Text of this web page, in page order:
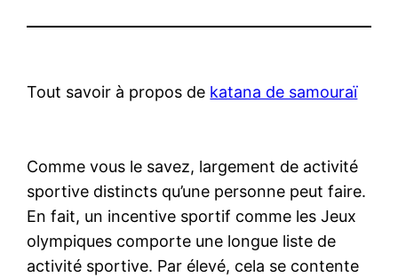
Tout savoir à propos de katana de samouraï
Comme vous le savez, largement de activité
sportive distincts qu’une personne peut faire.
En fait, un incentive sportif comme les Jeux
olympiques comporte une longue liste de
activité sportive. Par élevé, cela se contente